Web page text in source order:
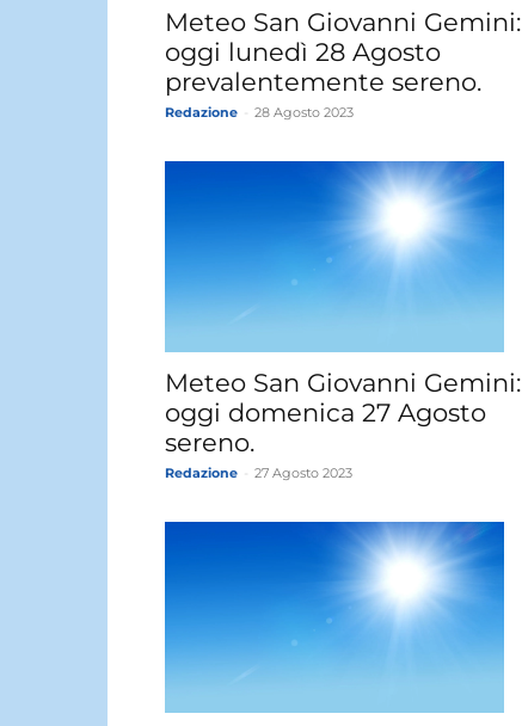
Meteo San Giovanni Gemini:
oggi lunedì 28 Agosto
prevalentemente sereno.
Redazione 28 Agosto 2023
Meteo San Giovanni Gemini:
oggi domenica 27 Agosto
sereno.
Redazione 27 Agosto 2023